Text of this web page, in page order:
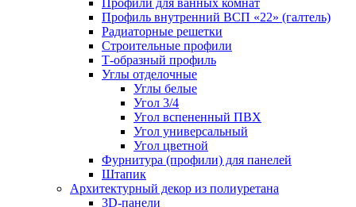
Профиль внутренний ВСП «22» (галтель)
Радиаторные решетки
Строительные профили
Т-образный профиль
Углы отделочные
Углы белые
Угол 3/4
Угол вспененный ПВХ
Угол универсальный
Угол цветной
Фурнитура (профили) для панелей
Штапик
Архитектурный декор из полиуретана
3D-панели